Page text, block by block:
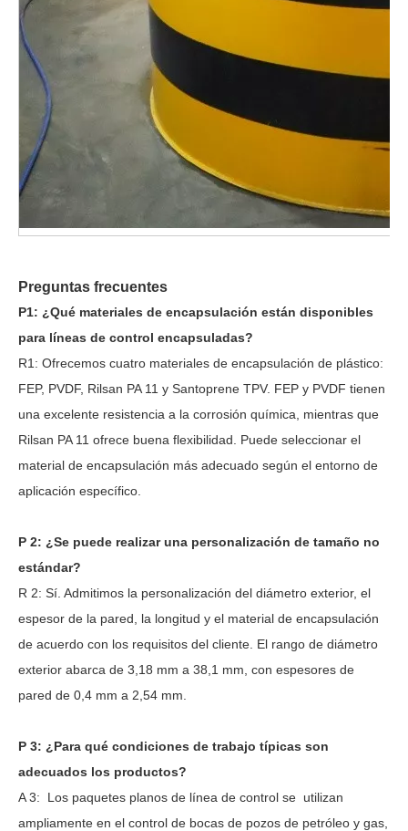
Preguntas frecuentes
P1: ¿Qué materiales de encapsulación están disponibles
para líneas de control encapsuladas?
R1: Ofrecemos cuatro materiales de encapsulación de plástico:
FEP, PVDF, Rilsan PA 11 y Santoprene TPV. FEP y PVDF tienen
una excelente resistencia a la corrosión química, mientras que
Rilsan PA 11 ofrece buena flexibilidad. Puede seleccionar el
material de encapsulación más adecuado según el entorno de
aplicación específico.
P 2: ¿Se puede realizar una personalización de tamaño no
estándar?
R 2: Sí. Admitimos la personalización del diámetro exterior, el
espesor de la pared, la longitud y el material de encapsulación
de acuerdo con los requisitos del cliente. El rango de diámetro
exterior abarca de 3,18 mm a 38,1 mm, con espesores de
pared de 0,4 mm a 2,54 mm.
P 3: ¿Para qué condiciones de trabajo típicas son
adecuados los productos?
A3: Los paquetes planos de línea de control se utilizan
ampliamente en el control de bocas de pozos de petróleo y gas,